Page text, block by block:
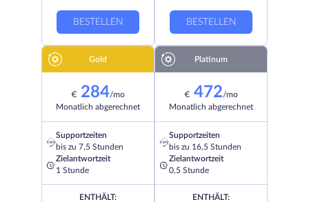
BESTELLEN BESTELLEN
Gold
€ 284/mo
Monatlich abgerechnet
Supportzeiten
bis zu 7,5 Stunden
Zielantwortzeit
1 Stunde
ENTHÄLT:
Platinum
€ 472/mo
Monatlich abgerechnet
Supportzeiten
bis zu 16,5 Stunden
Zielantwortzeit
0,5 Stunde
ENTHÄLT: